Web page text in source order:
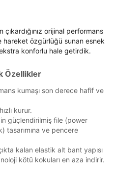
3
orijinal performans
hareket özgürlüğü sunan esnek
konforlu hale getirdik.
Özellikler
kumaşı son derece hafif ve
kurur.
güçlendirilmiş file (power
tasarımına ve pencere
kalan elastik alt bant yapısı
kötü kokuları en aza indirir.
Bul
Kapat
ediyorum:
Metni,Hüküm ve Koşullar
verilerimin Doğuş
gönderilmesi amacıyla
Perakende Satış Giyim ve
yer alan
özel pazarlanması ve
bulunan pazarlama
lütfen telefonunuza SMS
numaranızı doğrulayın.
lütfen telefonunuza SMS
numaranızı doğrulayın.